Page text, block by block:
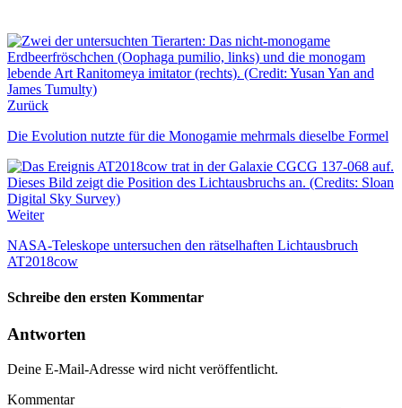
Zurück
Die Evolution nutzte für die Monogamie mehrmals dieselbe Formel
Weiter
NASA-Teleskope untersuchen den rätselhaften Lichtausbruch
AT2018cow
Schreibe den ersten Kommentar
Antworten
Deine E-Mail-Adresse wird nicht veröffentlicht.
Kommentar